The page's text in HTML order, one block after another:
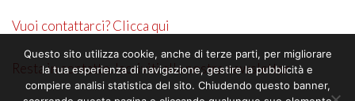
Vuoi contattarci? Clicca qui
Resta in contatto. Iscriviti alla nostra newsletter
Questo sito utilizza cookie, anche di terze parti, per migliorare
la tua esperienza di navigazione, gestire la pubblicità e
compiere analisi statistica del sito. Chiudendo questo banner,